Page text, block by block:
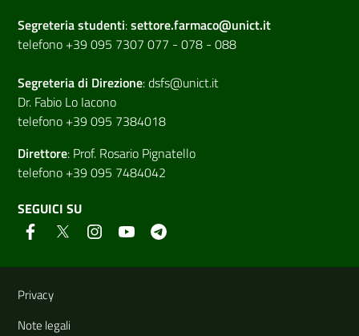
Segreteria studenti:settore.farmaco@unict.it
telefono +39 095 7307 077 - 078 - 088
Segreteria di Direzione:dsfs@unict.it
Dr. Fabio Lo Iacono
telefono +39 095 7384018
Direttore: Prof. Rosario Pignatello
telefono +39 095 7484042
SEGUICI SU
Link e informazioni utili
Privacy
Note legali